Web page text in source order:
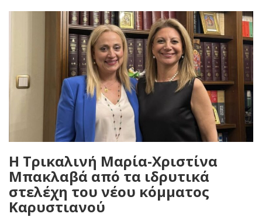
Η Τρικαλινή Μαρία-Χριστίνα
Μπακλαβά από τα ιδρυτικά
στελέχη του νέου κόμματος
Καρυστιανού